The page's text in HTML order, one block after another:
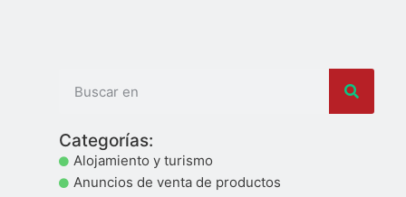
Categorías:
Alojamiento y turismo
Anuncios de venta de productos